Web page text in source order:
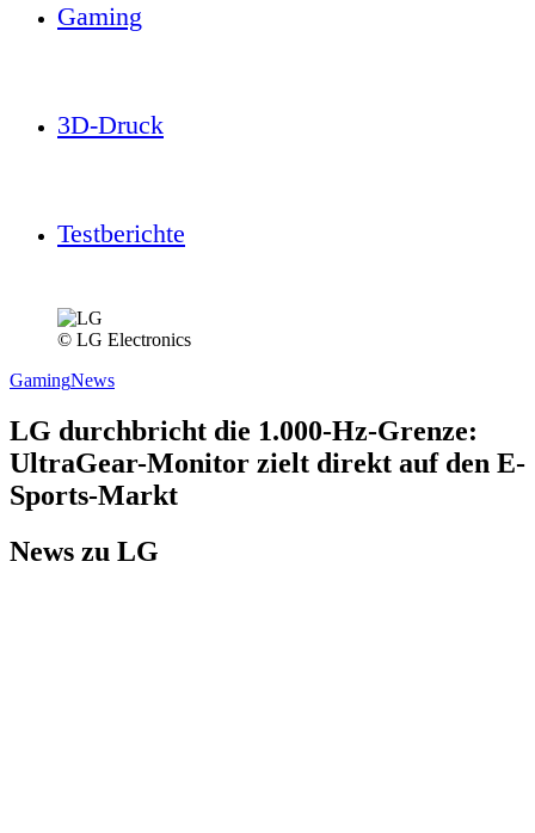
Gaming
3D-Druck
Testberichte
© LG Electronics
GamingNews
LG durchbricht die 1.000-Hz-Grenze:
UltraGear-Monitor zielt direkt auf den E-
Sports-Markt
News zu LG